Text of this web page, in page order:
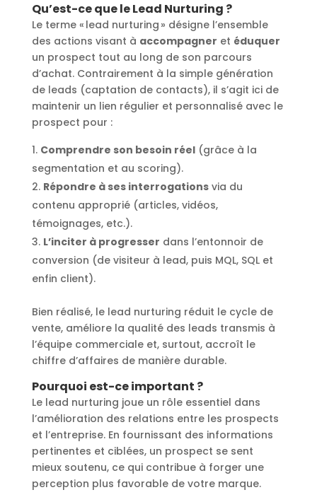
Qu’est-ce que le Lead Nurturing ?
Le terme « lead nurturing » désigne l’ensemble
des actions visant à accompagner et éduquer
un prospect tout au long de son parcours
d’achat. Contrairement à la simple génération
de leads (captation de contacts), il s’agit ici de
maintenir un lien régulier et personnalisé avec le
prospect pour :
Comprendre son besoin réel(grâce à la
segmentation et au scoring).
Répondre à ses interrogationsvia du
contenu approprié (articles, vidéos,
témoignages, etc.).
L’inciter à progresser dans l’entonnoir de
conversion (de visiteur à lead, puis MQL, SQL et
enfin client).
Bien réalisé, le lead nurturing réduit le cycle de
vente, améliore la qualité des leads transmis à
l’équipe commerciale et, surtout, accroît le
chiffre d’affaires de manière durable.
Pourquoi est-ce important ?
Le lead nurturing joue un rôle essentiel dans
l’amélioration des relations entre les prospects
et l’entreprise. En fournissant des informations
pertinentes et ciblées, un prospect se sent
mieux soutenu, ce qui contribue à forger une
perception plus favorable de votre marque.